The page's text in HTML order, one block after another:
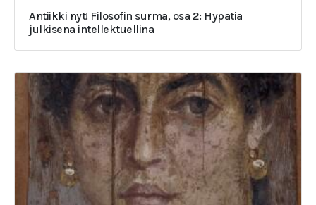
Antiikki nyt! Filosofin surma, osa 2: Hypatia
julkisena intellektuellina